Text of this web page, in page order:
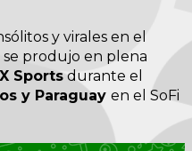
y virales en el
se produjo en plena
Sports durante el
y Paraguay en el SoFi